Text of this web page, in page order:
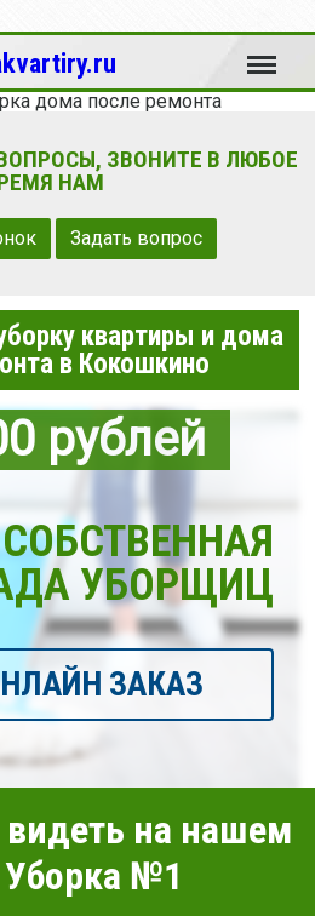
Меню
дома после ремонта
ЗВОНИТЕ В ЛЮБОЕ
НАМ
Задать вопрос
квартиры и дома
в Кокошкино
рублей
УБОРЩИЦ
ЗАКАЗ
на нашем
Уборка №1